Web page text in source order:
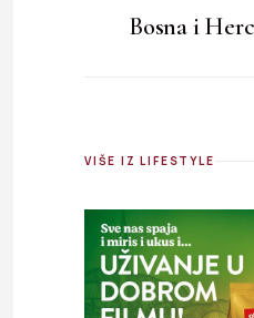
Bosna i
VIŠE IZ LIFESTYLE